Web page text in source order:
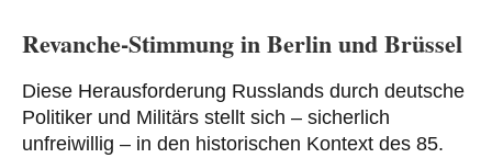
Revanche-Stimmung in Berlin und Brüssel
Diese Herausforderung Russlands durch deutsche
Politiker und Militärs stellt sich – sicherlich
unfreiwillig – in den historischen Kontext des 85.